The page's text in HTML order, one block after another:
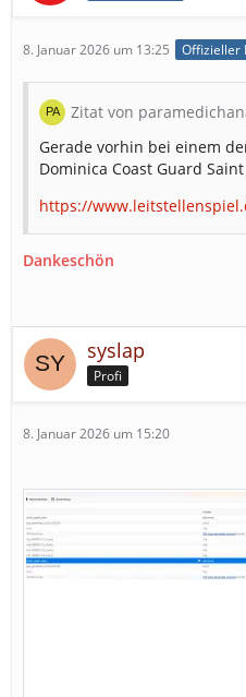
8. Januar 2026 um 13:25 Offizieller
Zitat von
Gerade vorhin bei einem
Dominica Coast Guard Saint
https://
Dankeschön
syslap
Profi
8. Januar 2026 um 15:20